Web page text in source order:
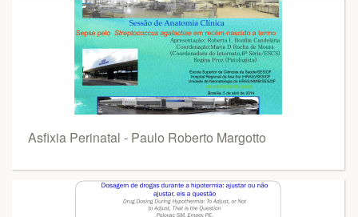
Asfixia Perinatal - Paulo Roberto Margotto